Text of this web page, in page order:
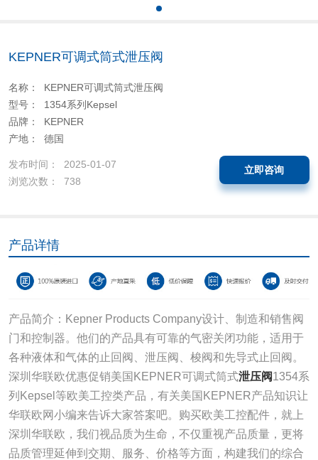
KEPNER可调式筒式泄压阀
名称： KEPNER可调式筒式泄压阀
型号： 1354系列Kepsel
品牌： KEPNER
产地： 德国
发布时间： 2025-01-07
浏览次数： 738
立即咨询
产品详情
产品简介：Kepner Products Company设计、制造和销售阀
门和控制器。他们的产品具有可靠的气密关闭功能，适用于
各种液体和气体的止回阀、泄压阀、梭阀和先导式止回阀。
深圳华联欧优惠促销美国KEPNER可调式筒式泄压阀1354系
列Kepsel等欧美工控类产品，有关美国KEPNER产品知识让
华联欧网小编来告诉大家答案吧。购买欧美工控配件，就上
深圳华联欧，我们视品质为生命，不仅重视产品质量，更将
品质管理延伸到交期、服务、价格等方面，构建我们的综合